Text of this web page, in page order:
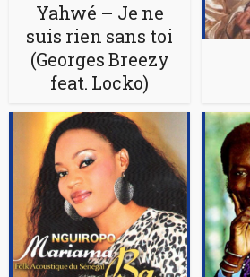
Yahwé – Je ne
suis rien sans toi
(Georges Breezy
feat. Locko)